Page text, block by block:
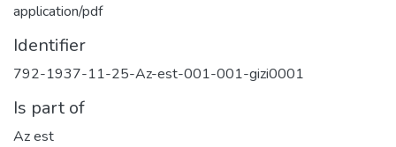
application/pdf
Identifier
792-1937-11-25-Az-est-001-001-gizi0001
Is part of
Az est